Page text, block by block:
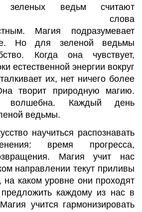
зеленых ведьм считают
слова
Магия подразумевает
Но для зеленой ведьмы
Когда она чувствует,
естественной энергии вокруг
их, нет ничего более
творит природную магию.
волшебна. Каждый день
ведьмы.
научиться распознавать
время прогресса,
Магия учит нас
направлении текут приливы
каком уровне они проходят
предложить каждому из нас в
учится гармонизировать